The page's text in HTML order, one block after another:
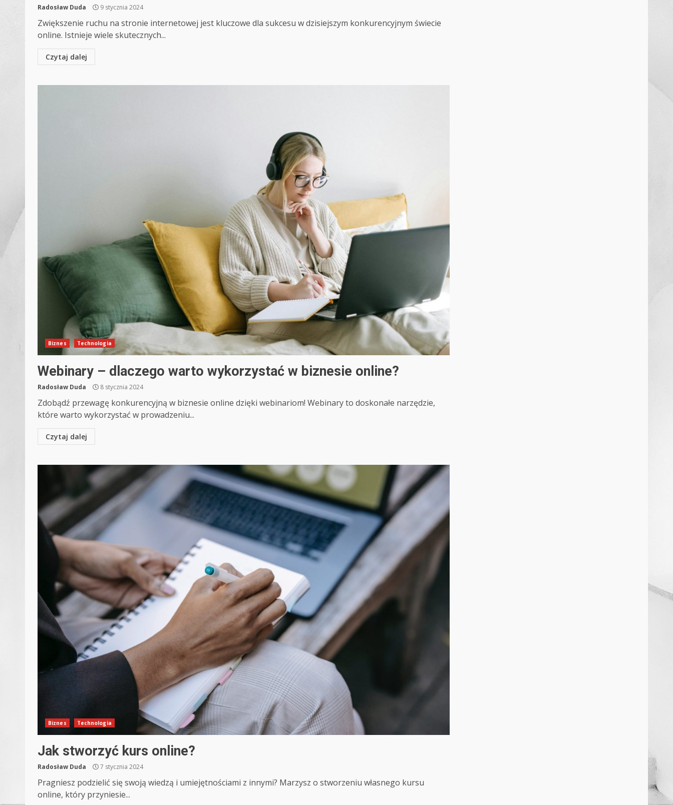
Radosław Duda 9 stycznia 2024
Zwiększenie ruchu na stronie internetowej jest kluczowe dla sukcesu w dzisiejszym konkurencyjnym świecie
online. Istnieje wiele skutecznych...
Czytaj dalej
Biznes Technologia
Webinary – dlaczego warto wykorzystać w biznesie online?
Radosław Duda 8 stycznia 2024
Zdobądź przewagę konkurencyjną w biznesie online dzięki webinariom! Webinary to doskonałe narzędzie,
które warto wykorzystać w prowadzeniu...
Czytaj dalej
Biznes Technologia
Jak stworzyć kurs online?
Radosław Duda 7 stycznia 2024
Pragniesz podzielić się swoją wiedzą i umiejętnościami z innymi? Marzysz o stworzeniu własnego kursu
online, który przyniesie...